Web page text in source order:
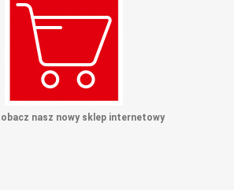
nasz nowy sklep internetowy